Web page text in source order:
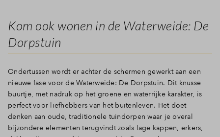
Kom ook wonen in de Waterweide: De
Dorpstuin
Ondertussen wordt er achter de schermen gewerkt aan een
nieuwe fase voor de Waterweide: De Dorpstuin. Dit knusse
buurtje, met nadruk op het groene en waterrijke karakter, is
perfect voor liefhebbers van het buitenleven. Het doet
denken aan oude, traditionele tuindorpen waar je overal
bijzondere elementen terugvindt zoals lage kappen, erkers,